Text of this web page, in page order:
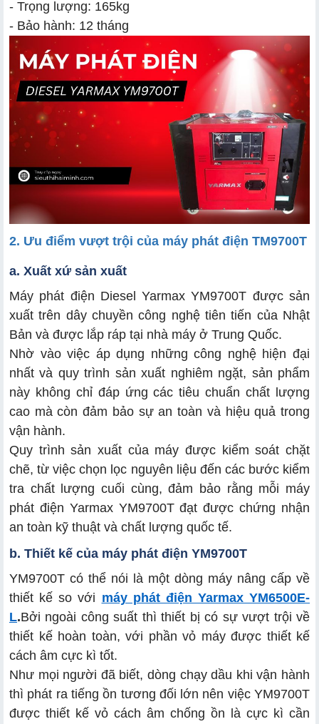
- Trọng lượng: 165kg
- Bảo hành: 12 tháng
2. Ưu điểm vượt trội của máy phát điện TM9700T
a. Xuất xứ sản xuất
Máy phát điện Diesel Yarmax YM9700T được sản
xuất trên dây chuyền công nghệ tiên tiến của Nhật
Bản và được lắp ráp tại nhà máy ở Trung Quốc.
Nhờ vào việc áp dụng những công nghệ hiện đại
nhất và quy trình sản xuất nghiêm ngặt, sản phẩm
này không chỉ đáp ứng các tiêu chuẩn chất lượng
cao mà còn đảm bảo sự an toàn và hiệu quả trong
vận hành.
Quy trình sản xuất của máy được kiểm soát chặt
chẽ, từ việc chọn lọc nguyên liệu đến các bước kiểm
tra chất lượng cuối cùng, đảm bảo rằng mỗi máy
phát điện Yarmax YM9700T đạt được chứng nhận
an toàn kỹ thuật và chất lượng quốc tế.
b. Thiết kế của máy phát điện YM9700T
YM9700T có thể nói là một dòng máy nâng cấp về
thiết kế so với máy phát điện Yarmax YM6500E-
L.Bởi ngoài công suất thì thiết bị có sự vượt trội về
thiết kế hoàn toàn, với phần vỏ máy được thiết kế
cách âm cực kì tốt.
Như mọi người đã biết, dòng chạy dầu khi vận hành
thì phát ra tiếng ồn tương đối lớn nên việc YM9700T
được thiết kế vỏ cách âm chống ồn là cực kì cần